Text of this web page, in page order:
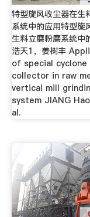
特型旋风收尘器在生
系统中的应用特型旋
生料立磨粉磨系统中
浩天1，姜树丰
of special cyclone
collector in raw
vertical mill
system JIANG
al.